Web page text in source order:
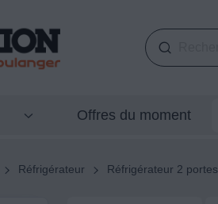
Offres du moment
Réfrigérateur Réfrigérateur 2 portes